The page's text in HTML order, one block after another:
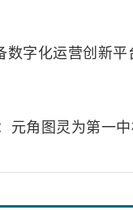
字化运营创新平
元角图灵为第一